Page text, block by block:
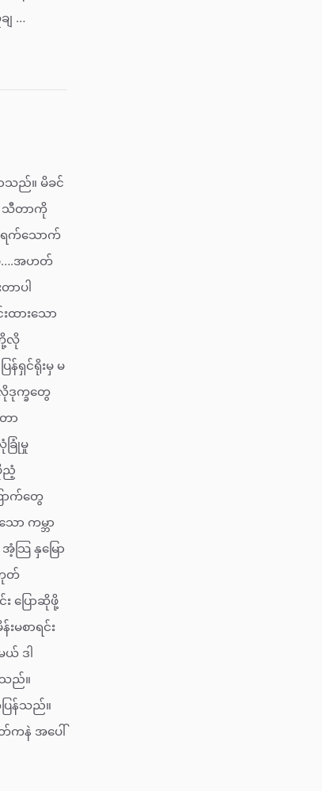
ျ …
သည်။ မိခင်
သီတာကို
ရက်သောက်
ပဲ….အဟတ်
ာပါ
ားသော
တို့လို
ရှင်ရိုးမှ မ
ဒုက္ခတွေ
ာ
ြုံမှု
ညံ့
ာက်တွေ
ာ ကမ္ဘာ
ြ နှမြော
တ်
ပြောဆိုဖို့
မစာရင်း
ယ် ဒါ
သည်။
န်သည်။
ကနဲ အပေါ်